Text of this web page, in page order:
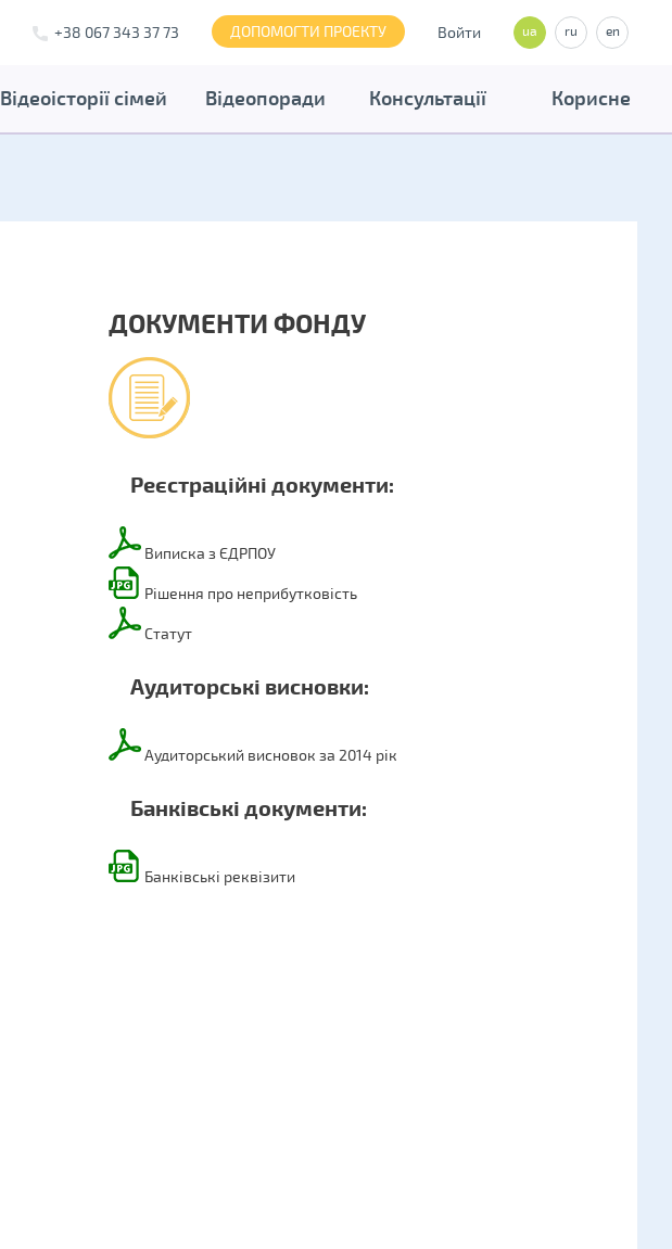
+38 067 343 37 73 ДОПОМОГТИ ПРОЕКТУ Войти ua ru en
Відеоісторії сімей Відеопоради Консультації Корисне
ДОКУМЕНТИ ФОНДУ
Реєстраційні документи:
Виписка з ЄДРПОУ
Рішення про неприбутковість
Статут
Аудиторські висновки:
Аудиторський висновок за 2014 рік
Банківські документи:
Банківські реквізити